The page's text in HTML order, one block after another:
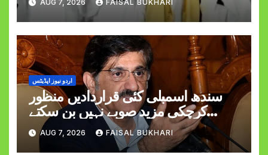
AUG 7, 2026 FAISAL BUKHARI
اردو نیوز اپڈیٹس
سندھ اسمبلی کئی قراردادیں منظور
کرچکی مزید صوبے نہیں بن سکتے
وزیراعلیٰ مراد علی شاہ
AUG 7, 2026 FAISAL BUKHARI